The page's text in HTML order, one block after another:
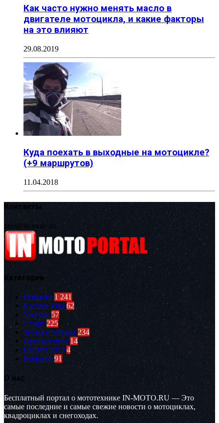
Как часто нужно менять масло в
двигателе мотоцикла, и какие факторы
на это влияют
29.08.2019
Куда поехать в выходные на мотоцикле?
(+9 маршрутов)
11.04.2018
Контакты
info@in-moto.ru
Категории
Новости 1 241
Кастом зона 62
Youtube 57
Спорт 225
Тесты и обзоры 234
Путешествия 14
EICMA2019 4
Рубрики 91
О нас
Бесплатный портал о мототехнике IN-MOTO.RU — Это
самые последние и самые свежие новости о мотоциклах,
квадроциклах и снегоходах.